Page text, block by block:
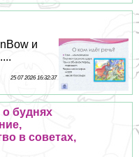
и
25 07 2026 16:32:37
буднях
в советах,